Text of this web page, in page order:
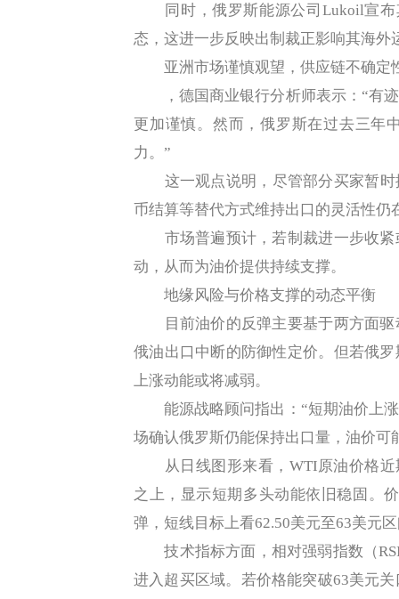
同时，俄罗斯能源公司Lukoil宣布
态，这进一步反映出制裁正影响其海外
亚洲市场谨慎观望，供应链不确定
，德国商业银行分析师表示：“有迹
更加谨慎。然而，俄罗斯在过去三年
力。”
这一观点说明，尽管部分买家暂时
币结算等替代方式维持出口的灵活性仍
市场普遍预计，若制裁进一步收紧
动，从而为油价提供持续支撑。
地缘风险与价格支撑的动态平衡
目前油价的反弹主要基于两方面驱
俄油出口中断的防御性定价。但若俄
上涨动能或将减弱。
能源战略顾问指出：“短期油价上涨
场确认俄罗斯仍能保持出口量，油价可
从日线图形来看，WTI原油价格近
之上，显示短期多头动能依旧稳固。
弹，短线目标上看62.50美元至63美元
技术指标方面，相对强弱指数（RSI
进入超买区域。若价格能突破63美元